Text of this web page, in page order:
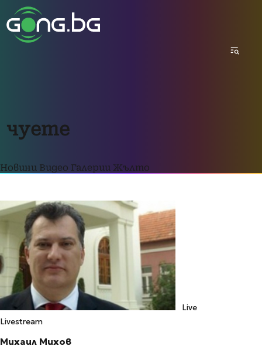
чуете
Новини Видео Галерии Жълто
Live
Livestream
Михаил Михов